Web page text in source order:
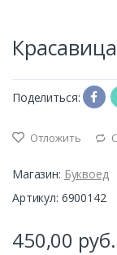
Поделиться:
Отложить
Магазин: Буквоед
Артикул: 6900142
450,00 руб.